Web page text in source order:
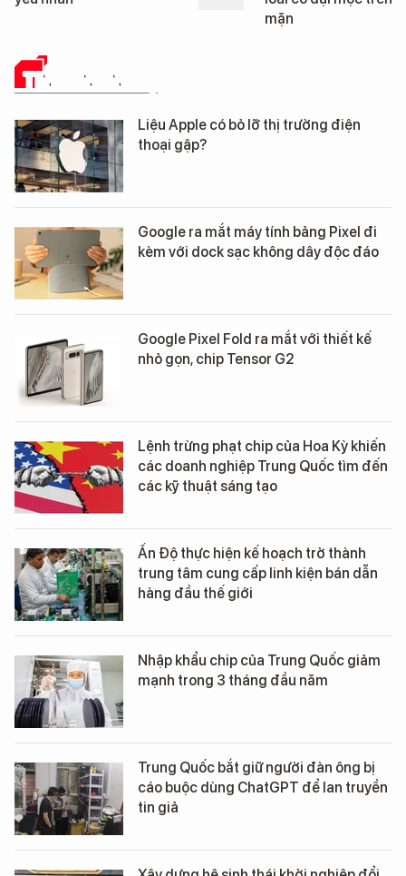
TIN CÔNG NGHỆ
Liệu Apple có bỏ lỡ thị trường điện
thoại gập?
Google ra mắt máy tính bảng Pixel đi
kèm với dock sạc không dây độc đáo
Google Pixel Fold ra mắt với thiết kế
nhỏ gọn, chip Tensor G2
Lệnh trừng phạt chip của Hoa Kỳ khiến
các doanh nghiệp Trung Quốc tìm đến
các kỹ thuật sáng tạo
Ấn Độ thực hiện kế hoạch trở thành
trung tâm cung cấp linh kiện bán dẫn
hàng đầu thế giới
Nhập khẩu chip của Trung Quốc giảm
mạnh trong 3 tháng đầu năm
Trung Quốc bắt giữ người đàn ông bị
cáo buộc dùng ChatGPT để lan truyền
tin giả